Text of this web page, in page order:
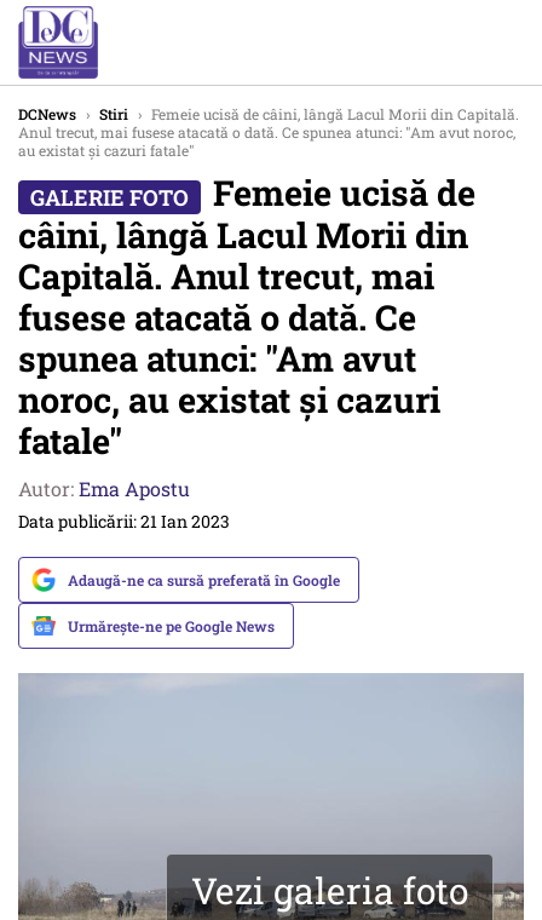
DCNews › Stiri › Femeie ucisă de câini, lângă Lacul Morii din Capitală.
Anul trecut, mai fusese atacată o dată. Ce spunea atunci: "Am avut noroc,
au existat și cazuri fatale"
Femeie ucisă de
câini, lângă Lacul Morii din
Capitală. Anul trecut, mai
fusese atacată o dată. Ce
spunea atunci: "Am avut
noroc, au existat și cazuri
fatale"
Autor:Ema Apostu
Data publicării: 21 Ian 2023
Adaugă-ne ca sursă preferată în Google
Urmărește-ne pe Google News
Vezi galeria foto